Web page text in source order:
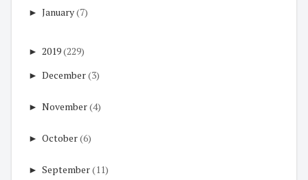
► January(7)
► 2019(229)
► December(3)
► November(4)
► October(6)
► September(11)